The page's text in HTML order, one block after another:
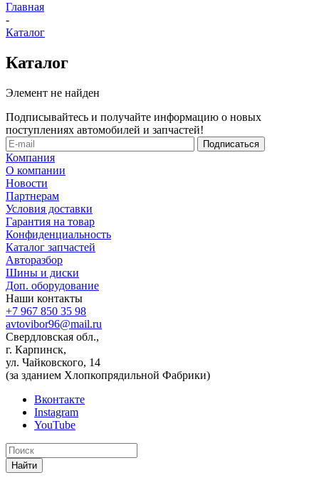
Главная
-
Каталог
Каталог
Элемент не найден
Подписывайтесь и получайте информацию о новых
поступлениях автомобилей и запчастей!
Компания
О компании
Новости
Партнерам
Условия доставки
Гарантия на товар
Конфиденциальность
Каталог запчастей
Авторазбор
Шины и диски
Доп. оборудование
Наши контакты
+7 967 850 35 98
avtovibor96@mail.ru
Свердловская обл.,
г. Карпинск,
ул. Чайковского, 14
(за зданием Хлопкопрядильной Фабрики)
Вконтакте
Instagram
YouTube
Найти